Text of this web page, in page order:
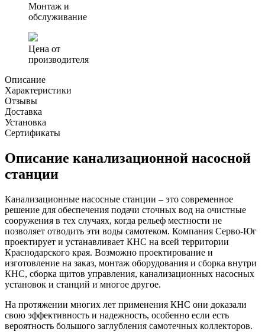
Монтаж и
обслуживание
Цена от
производителя
Описание
Характеристики
Отзывы
Доставка
Установка
Сертификаты
Описание канализационной насосной
станции
Канализационные насосные станции – это современное
решение для обеспечения подачи сточных вод на очистные
сооружения в тех случаях, когда рельеф местности не
позволяет отводить эти воды самотеком. Компания Серво-Юг
проектирует и устанавливает КНС на всей территории
Краснодарского края. Возможно проектирование и
изготовление на заказ, монтаж оборудования и сборка внутри
КНС, сборка щитов управления, канализационных насосных
установок и станций и многое другое.
На протяжении многих лет применения КНС они доказали
свою эффективность и надежность, особенно если есть
вероятность большого заглубления самотечных коллекторов.